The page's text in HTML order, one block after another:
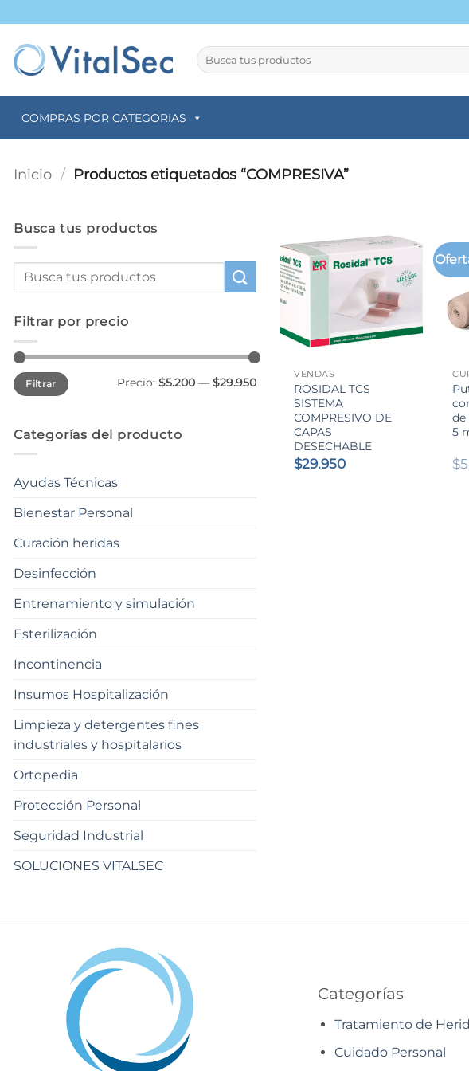
al
contenido
Buscar
por:
COMPRAS POR CATEGORIAS
Inicio / Productos etiquetados “COMPRESIVA”
Busca tus productos
Filtrar por precio
Precio
mínimo
Precio
máximo
Filtrar Precio: $5.200 — $29.950
Categorías del producto
Ayudas Técnicas
Bienestar Personal
Curación heridas
Desinfección
Entrenamiento y simulación
Esterilización
Incontinencia
Insumos Hospitalización
Limpieza y detergentes fines
industriales y hospitalarios
Ortopedia
Protección Personal
Seguridad Industrial
SOLUCIONES VITALSEC
+
VENDAS
ROSIDAL TCS
SISTEMA
COMPRESIVO DE
CAPAS
DESECHABLE
$29.950
de
5
$
Categorías
Tratamiento de
Cuidado Personal